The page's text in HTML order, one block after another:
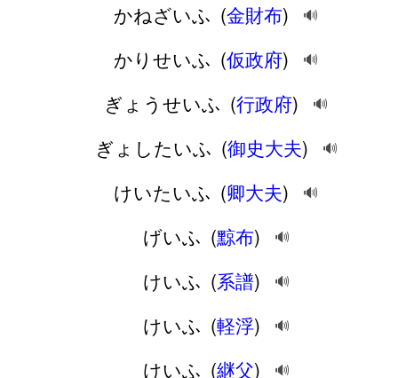
かねざいふ (金財布) 🔊
かりせいふ (仮政府) 🔊
ぎょうせいふ (行政府) 🔊
ぎょしたいふ (御史大夫) 🔊
けいたいふ (卿大夫) 🔊
げいふ (黥布) 🔊
けいふ (系譜) 🔊
けいふ (軽浮) 🔊
けいふ (継父) 🔊